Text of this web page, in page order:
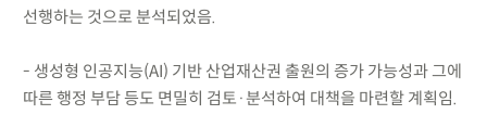
선행하는 것으로 분석되었음.
- 생성형 인공지능(AI) 기반 산업재산권 출원의 증가 가능성과 그에
따른 행정 부담 등도 면밀히 검토·분석하여 대책을 마련할 계획임.